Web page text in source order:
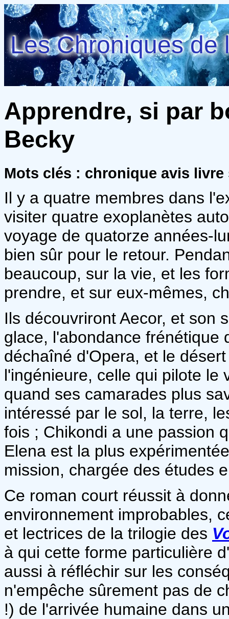
Les Chroniques de
Apprendre, si par
Becky
Mots clés : chronique avis
Il y a quatre membres dans
visiter quatre exoplanètes
voyage de quatorze années-
bien sûr pour le retour.
beaucoup, sur la vie, et les
prendre, et sur eux-mêmes,
Ils découvriront Aecor, et son
glace, l'abondance frénétique
déchaîné d'Opera, et le
l'ingénieure, celle qui pilote le
quand ses camarades plus
intéressé par le sol, la terre,
fois ; Chikondi a une passion
Elena est la plus
mission, chargée des études
Ce roman court réussit à
environnement improbables,
et lectrices de la trilogie des
à qui cette forme particulière
aussi à réfléchir sur les
n'empêche sûrement pas de
!) de l'arrivée humaine dans